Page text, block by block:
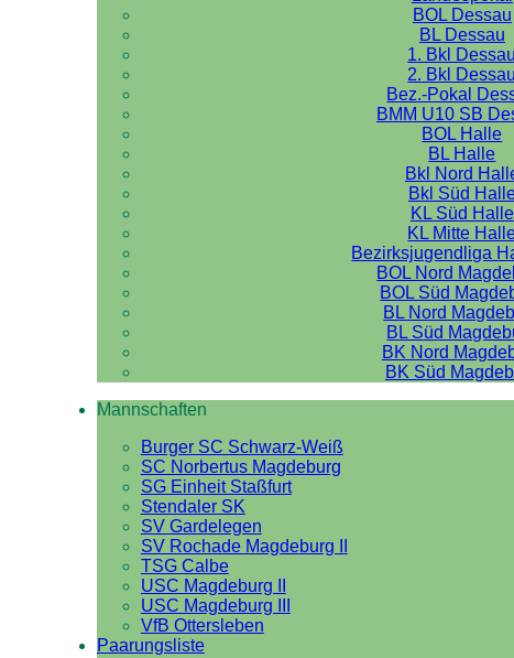
BOL Dessau
BL Dessau
1. Bkl Dessau
2. Bkl Dessau
Bez.-Pokal
BMM U10 SB
BOL Halle
BL Halle
Bkl Nord
Bkl Süd
KL Süd Halle
KL Mitte
Bezirksjugendliga
BOL Nord
BOL Süd
BL Nord
BL Süd
BK Nord
BK Süd
Mannschaften
Burger SC Schwarz-Weiß
SC Norbertus Magdeburg
SG Einheit Staßfurt
Stendaler SK
SV Gardelegen
SV Rochade Magdeburg II
TSG Calbe
USC Magdeburg II
USC Magdeburg III
VfB Ottersleben
Paarungsliste